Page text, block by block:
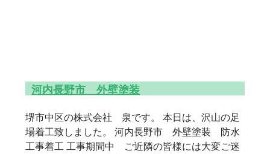
河内長野市 外壁塗装
堺市中区の株式会社 泉です。 本日は、沢山の足
場着工致しました。 河内長野市 外壁塗装 防水
工事着工 工事期間中 ご近隣の皆様には大変ご迷